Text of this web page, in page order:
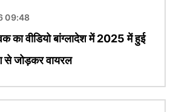
09:48
वीडियो बांग्लादेश में 2025 में हुई
से जोड़कर वायरल